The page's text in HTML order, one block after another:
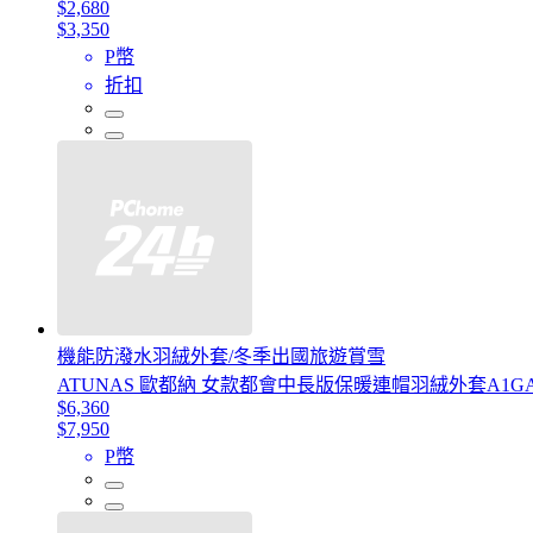
$2,680
$3,350
P幣
折扣
機能防潑水羽絨外套/冬季出國旅遊賞雪
ATUNAS 歐都納 女款都會中長版保暖連帽羽絨外套
$6,360
$7,950
P幣